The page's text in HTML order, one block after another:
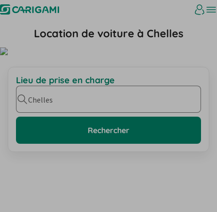
Location de voiture à Chelles
Lieu de prise en charge
Chelles
Rechercher